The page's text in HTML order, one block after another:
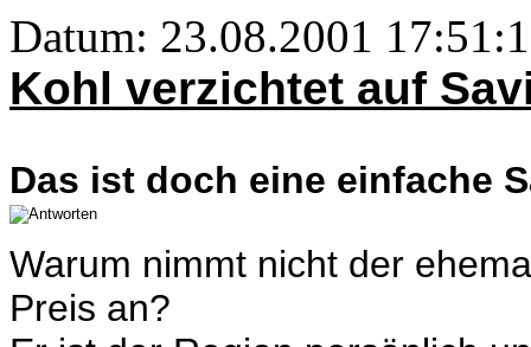
Datum: 23.08.2001
Kohl verzichtet auf
Das ist doch eine einfache
Warum nimmt nicht der
Preis an?